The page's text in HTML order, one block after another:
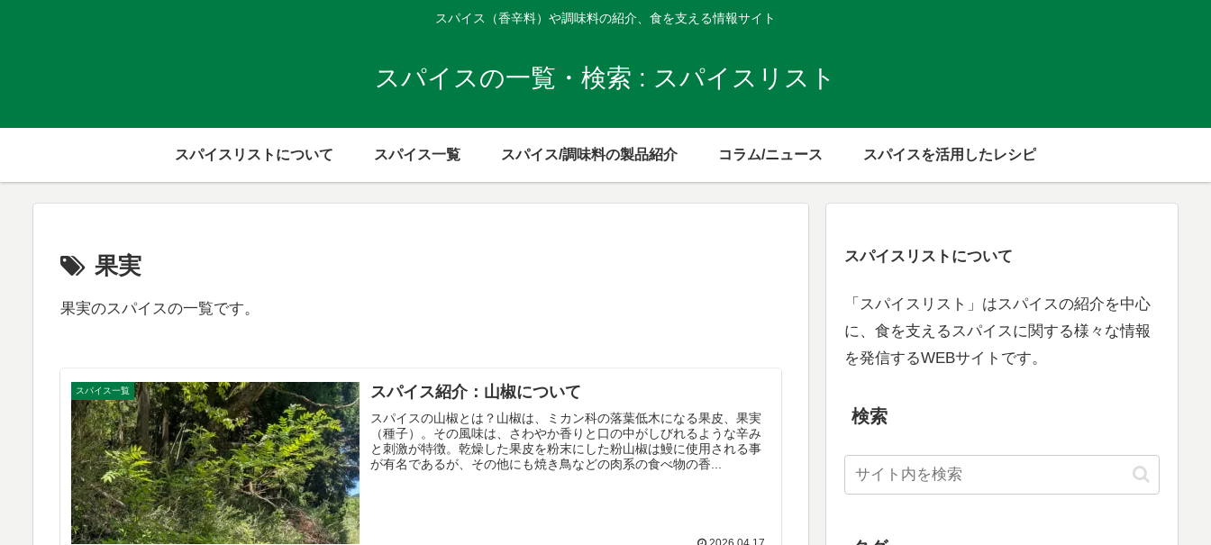
スパイス（香辛料）や調味料の紹介、食を支える情報サイト
スパイスの一覧・検索 : スパイスリスト
スパイスリストについて スパイス一覧 スパイス/調味料の製品紹介 コラム/ニュース スパイスを活用したレシピ
果実
果実のスパイスの一覧です。
スパイス一覧 スパイス紹介：山椒について
スパイスの山椒とは？山椒は、ミカン科の落葉低木になる果皮、果実
（種子）。その風味は、さわやか香りと口の中がしびれるような辛み
と刺激が特徴。乾燥した果皮を粉末にした粉山椒は鰻に使用される事
が有名であるが、その他にも焼き鳥などの肉系の食べ物の香...
スパイスリストについて
「スパイスリスト」はスパイスの紹介を中心
に、食を支えるスパイスに関する様々な情報
を発信するWEBサイトです。
検索